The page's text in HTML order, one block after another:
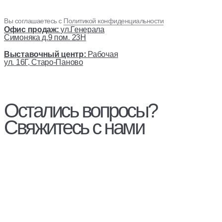
Вы соглашаетесь с Политикой конфиденциальности
Офис продаж:ул.Генерала
Симоняка д.9 пом. 23Н
Выставочный центр: Рабочая
ул. 16Г, Старо-Паново
Остались вопросы?
Свяжитесь с нами